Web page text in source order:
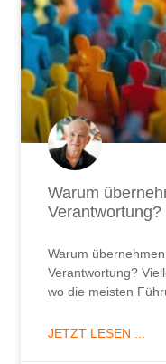
Warum
Verantwortung?
Warum
Verantwortung?
wo die meisten
JETZT LESEN ...